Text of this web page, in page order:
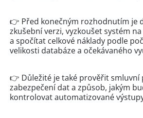
👉 Před konečným rozhodnutím je
zkušební verzi, vyzkoušet systém
a spočítat celkové náklady podle
velikosti databáze a očekávaného
👉 Důležité je také prověřit smluvní
zabezpečení dat a způsob, jakým
kontrolovat automatizované